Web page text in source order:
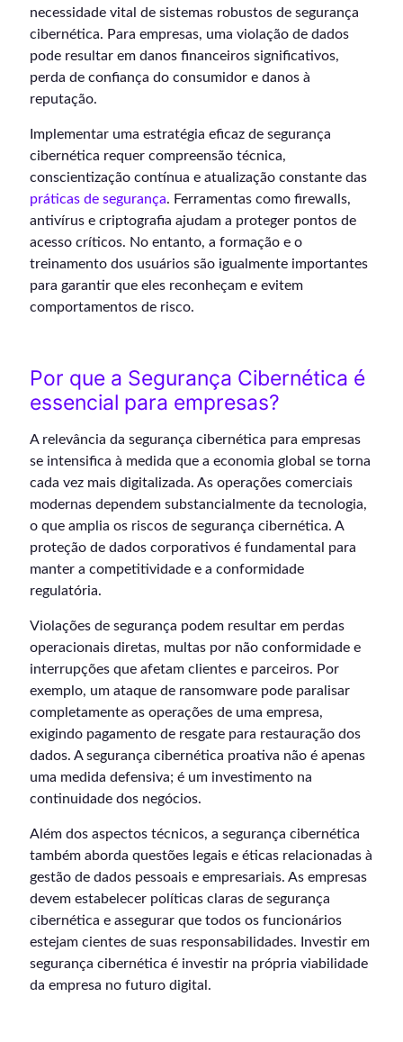
necessidade vital de sistemas robustos de segurança
cibernética. Para empresas, uma violação de dados
pode resultar em danos financeiros significativos,
perda de confiança do consumidor e danos à
reputação.
Implementar uma estratégia eficaz de segurança
cibernética requer compreensão técnica,
conscientização contínua e atualização constante das
práticas de segurança. Ferramentas como firewalls,
antivírus e criptografia ajudam a proteger pontos de
acesso críticos. No entanto, a formação e o
treinamento dos usuários são igualmente importantes
para garantir que eles reconheçam e evitem
comportamentos de risco.
Por que a Segurança Cibernética é
essencial para empresas?
A relevância da segurança cibernética para empresas
se intensifica à medida que a economia global se torna
cada vez mais digitalizada. As operações comerciais
modernas dependem substancialmente da tecnologia,
o que amplia os riscos de segurança cibernética. A
proteção de dados corporativos é fundamental para
manter a competitividade e a conformidade
regulatória.
Violações de segurança podem resultar em perdas
operacionais diretas, multas por não conformidade e
interrupções que afetam clientes e parceiros. Por
exemplo, um ataque de ransomware pode paralisar
completamente as operações de uma empresa,
exigindo pagamento de resgate para restauração dos
dados. A segurança cibernética proativa não é apenas
uma medida defensiva; é um investimento na
continuidade dos negócios.
Além dos aspectos técnicos, a segurança cibernética
também aborda questões legais e éticas relacionadas à
gestão de dados pessoais e empresariais. As empresas
devem estabelecer políticas claras de segurança
cibernética e assegurar que todos os funcionários
estejam cientes de suas responsabilidades. Investir em
segurança cibernética é investir na própria viabilidade
da empresa no futuro digital.